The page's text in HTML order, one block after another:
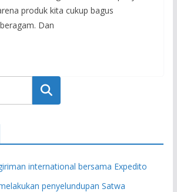
produk kita cukup bagus
Dan
Search
international bersama Expedito
penyelundupan Satwa